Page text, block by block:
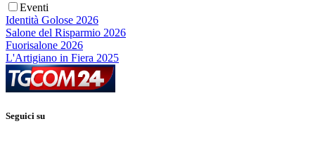
Eventi
Identità Golose 2026
Salone del Risparmio 2026
Fuorisalone 2026
L'Artigiano in Fiera 2025
Seguici su